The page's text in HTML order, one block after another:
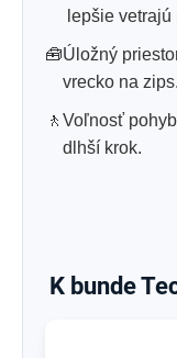
lepšie
🧰Úložný
vrecko na zips.
🚶 Voľnosť
dlhší krok.
K bunde